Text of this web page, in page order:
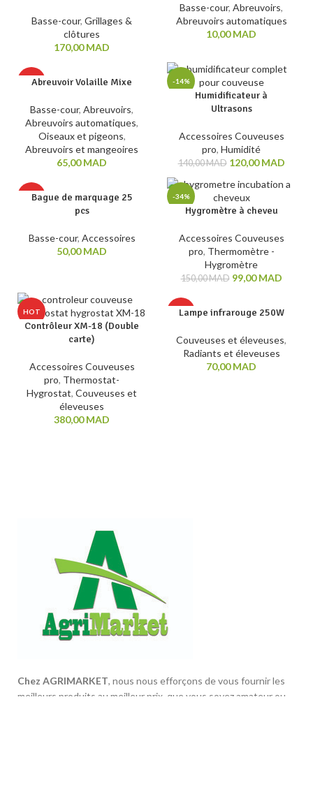
Basse-cour, Grillages &
clôtures
170,00MAD
Basse-cour, Abreuvoirs,
Abreuvoirs automatiques
10,00MAD
HOT
Abreuvoir Volaille Mixe
Basse-cour, Abreuvoirs,
Abreuvoirs automatiques,
Oiseaux et pigeons,
Abreuvoirs et mangeoires
65,00MAD
-14%
Humidificateur à
Ultrasons
Accessoires Couveuses
pro, Humidité
140,00MAD 120,00MAD
HOTBague de marquage 25
pcs
Basse-cour, Accessoires
50,00MAD
-34%
Hygromètre à cheveu
Accessoires Couveuses
pro, Thermomètre -
Hygromètre
150,00MAD 99,00MAD
HOT
Contrôleur XM-18 (Double
carte)
Accessoires Couveuses
pro, Thermostat-
Hygrostat, Couveuses et
éleveuses
380,00MAD
HOT
Lampe infrarouge 250W
Couveuses et éleveuses,
Radiants et éleveuses
70,00MAD
Chez AGRIMARKET, nous nous efforçons de vous fournir les
meilleurs produits au meilleur prix, que vous soyez amateur ou